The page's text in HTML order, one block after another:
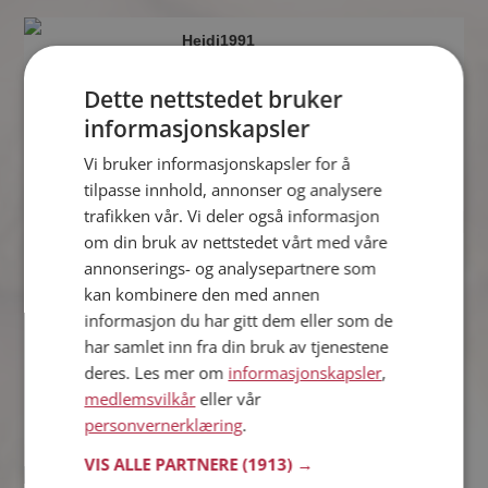
Heidi1991
Hva jobber Heidi1991 med? Som
medlem på Møteplassen får du vite
alle mulige detaljer om de single.
42 år fra Stavanger i Rogaland
Søker mann 40 - 49 år
Som medlem kan du vise deg frem for
Marita og tusener av andre single på
Møteplassen! Ta sjansen og se hvem
som synes du er interessant.
Dette nettstedet bruker
informasjonskapsler
Vi bruker informasjonskapsler for å
tilpasse innhold, annonser og analysere
trafikken vår. Vi deler også informasjon
om din bruk av nettstedet vårt med våre
annonserings- og analysepartnere som
kan kombinere den med annen
informasjon du har gitt dem eller som de
har samlet inn fra din bruk av tjenestene
deres. Les mer om informasjonskapsler,
medlemsvilkåreller vår
personvernerklæring.
VIS ALLE PARTNERE(1913) →